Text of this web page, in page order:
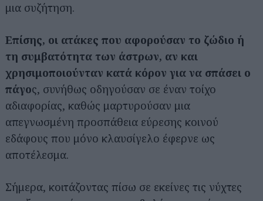
μια συζήτηση.
Επίσης, οι ατάκες που αφορούσαν το ζώδιο ή
τη συμβατότητα των άστρων, αν και
χρησιμοποιούνταν κατά κόρον για να σπάσει ο
πάγος, συνήθως οδηγούσαν σε έναν τοίχο
αδιαφορίας, καθώς μαρτυρούσαν μια
απεγνωσμένη προσπάθεια εύρεσης κοινού
εδάφους που μόνο κλαυσίγελο έφερνε ως
αποτέλεσμα.
Σήμερα, κοιτάζοντας πίσω σε εκείνες τις νύχτες